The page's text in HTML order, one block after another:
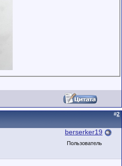
#2
berserker19
Пользователь